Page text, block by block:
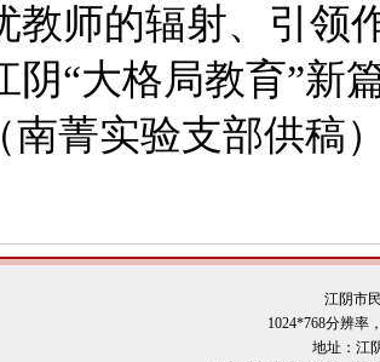
教师的辐射、引领
阴“大格局教育”新
菁实验支部供稿
江阴市
1024*768分辨率
地址：江